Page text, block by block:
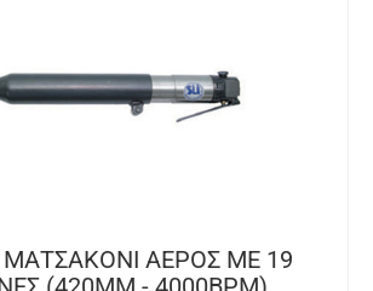
ΜΑΤΣΑΚΟΝΙ ΑΕΡΟΣ ΜΕ 19